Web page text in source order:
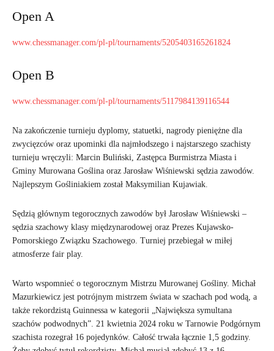
Open A
www.chessmanager.com/pl-pl/tournaments/5205403165261824
Open B
www.chessmanager.com/pl-pl/tournaments/5117984139116544
Na zakończenie turnieju dyplomy, statuetki, nagrody pieniężne dla
zwycięzców oraz upominki dla najmłodszego i najstarszego szachisty
turnieju wręczyli: Marcin Buliński, Zastępca Burmistrza Miasta i
Gminy Murowana Goślina oraz Jarosław Wiśniewski sędzia zawodów.
Najlepszym Gośliniakiem został Maksymilian Kujawiak.
Sędzią głównym tegorocznych zawodów był Jarosław Wiśniewski –
sędzia szachowy klasy międzynarodowej oraz Prezes Kujawsko-
Pomorskiego Związku Szachowego. Turniej przebiegał w miłej
atmosferze fair play.
Warto wspomnieć o tegorocznym Mistrzu Murowanej Gośliny. Michał
Mazurkiewicz jest potrójnym mistrzem świata w szachach pod wodą, a
także rekordzistą Guinnessa w kategorii „Największa symultana
szachów podwodnych”. 21 kwietnia 2024 roku w Tarnowie Podgórnym
szachista rozegrał 16 pojedynków. Całość trwała łącznie 1,5 godziny.